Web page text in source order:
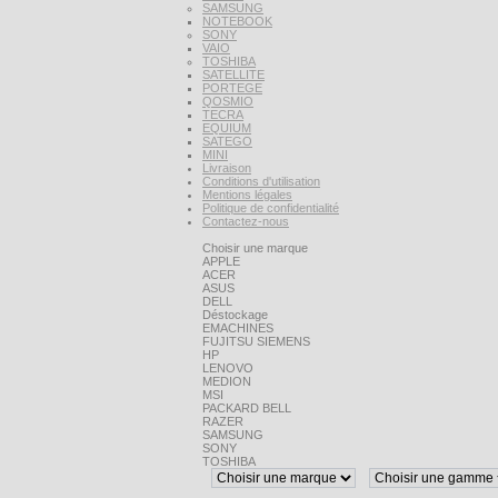
SAMSUNG
NOTEBOOK
SONY
VAIO
TOSHIBA
SATELLITE
PORTEGE
QOSMIO
TECRA
EQUIUM
SATEGO
MINI
Livraison
Conditions d'utilisation
Mentions légales
Politique de confidentialité
Contactez-nous
Choisir une marque
APPLE
ACER
ASUS
DELL
Déstockage
EMACHINES
FUJITSU SIEMENS
HP
LENOVO
MEDION
MSI
PACKARD BELL
RAZER
SAMSUNG
SONY
TOSHIBA